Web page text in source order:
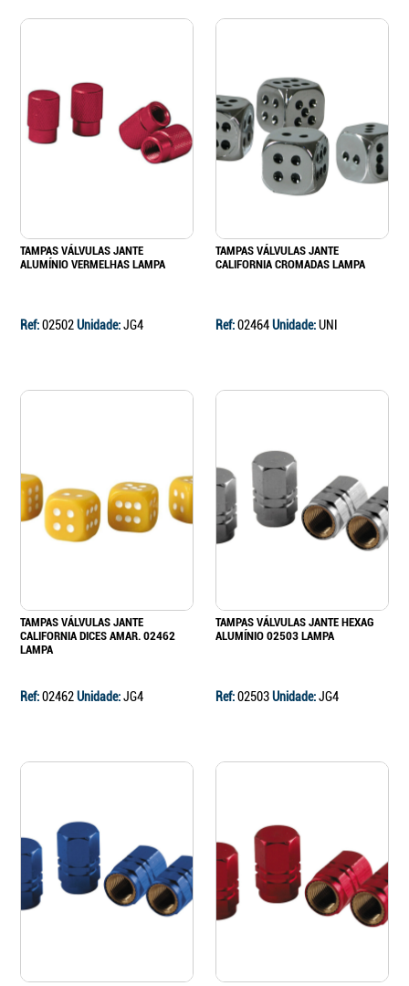
TAMPAS VÁLVULAS JANTE
ALUMÍNIO VERMELHAS LAMPA
Ref:02502Unidade:JG4
TAMPAS VÁLVULAS JANTE
CALIFORNIA CROMADAS LAMPA
Ref:02464Unidade:UNI
TAMPAS VÁLVULAS JANTE
CALIFORNIA DICES AMAR. 02462
LAMPA
Ref:02462Unidade:JG4
TAMPAS VÁLVULAS JANTE HEXAG
ALUMÍNIO 02503 LAMPA
Ref:02503Unidade:JG4
Ir para o carrinho